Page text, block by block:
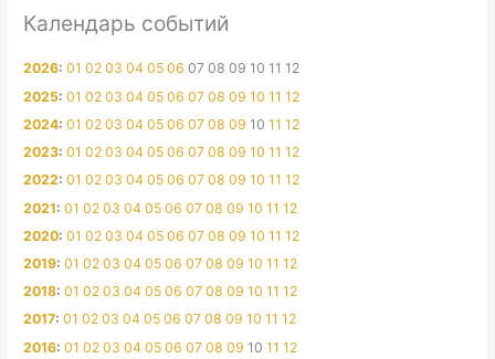
Календарь событий
2026:01 02 03 04 05 06 07 08 09 10 11 12
2025:01 02 03 04 05 06 07 08 09 10 11 12
2024:01 02 03 04 05 06 07 08 09 10 11 12
2023:01 02 03 04 05 06 07 08 09 10 11 12
2022:01 02 03 04 05 06 07 08 09 10 11 12
2021:01 02 03 04 05 06 07 08 09 10 11 12
2020:01 02 03 04 05 06 07 08 09 10 11 12
2019:01 02 03 04 05 06 07 08 09 10 11 12
2018:01 02 03 04 05 06 07 08 09 10 11 12
2017:01 02 03 04 05 06 07 08 09 10 11 12
2016:01 02 03 04 05 06 07 08 09 10 11 12